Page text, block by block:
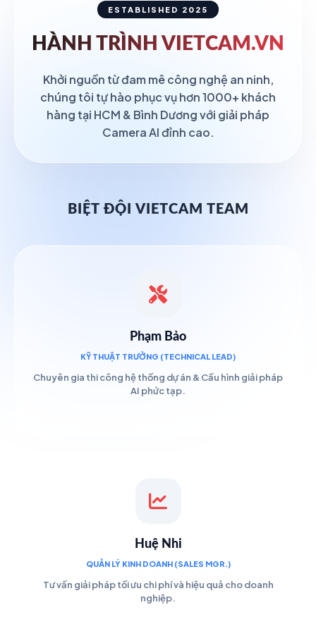
ESTABLISHED 2025
HÀNH TRÌNH VIETCAM.VN
Khởi nguồn từ đam mê công nghệ an ninh,
chúng tôi tự hào phục vụ hơn 1000+ khách
hàng tại HCM & Bình Dương với giải pháp
Camera AI đỉnh cao.
BIỆT ĐỘI VIETCAM TEAM
Phạm Bảo
KỸ THUẬT TRƯỞNG (TECHNICAL LEAD)
Chuyên gia thi công hệ thống dự án & Cấu hình giải pháp
AI phức tạp.
Huệ Nhi
QUẢN LÝ KINH DOANH (SALES MGR.)
Tư vấn giải pháp tối ưu chi phí và hiệu quả cho doanh
nghiệp.